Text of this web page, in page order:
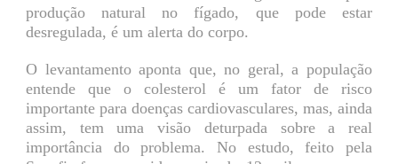
produção natural no fígado, que pode estar
desregulada, é um alerta do corpo.
O levantamento aponta que, no geral, a população
entende que o colesterol é um fator de risco
importante para doenças cardiovasculares, mas, ainda
assim, tem uma visão deturpada sobre a real
importância do problema. No estudo, feito pela